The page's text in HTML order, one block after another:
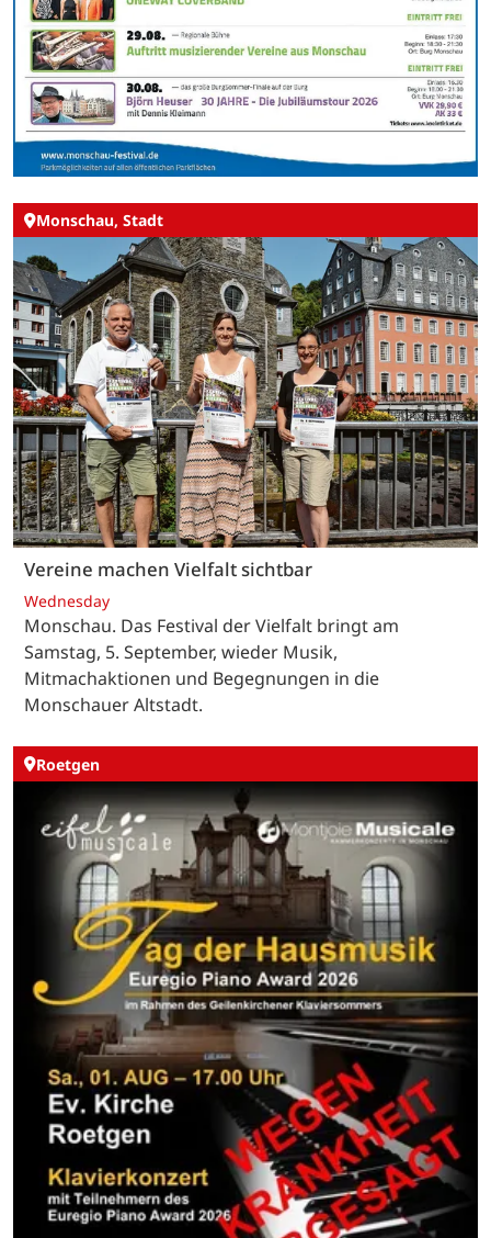
Monschau, Stadt
Vereine machen Vielfalt sichtbar
Wednesday
Monschau. Das Festival der Vielfalt bringt am
Samstag, 5. September, wieder Musik,
Mitmachaktionen und Begegnungen in die
Monschauer Altstadt.
Roetgen